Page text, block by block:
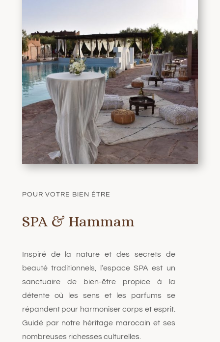
POUR VOTRE BIEN ÉTRE
SPA & Hammam
Inspiré de la nature et des secrets de
beauté traditionnels, l’espace SPA est un
sanctuaire de bien-être propice à la
détente où les sens et les parfums se
répandent pour harmoniser corps et esprit.
Guidé par notre héritage marocain et ses
nombreuses richesses culturelles.